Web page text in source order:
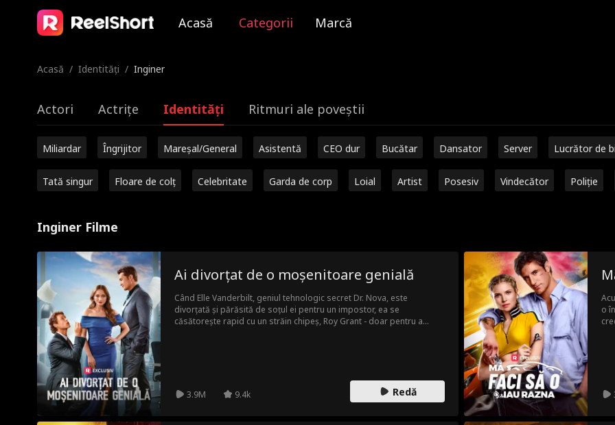
Acasă Categorii Marcă
Acasă / Identități / Inginer
Actori Actrițe Identități Ritmuri ale poveștii
Miliardar Îngrijitor Mareșal/General Asistentă CEO dur Bucătar Dansator Server Lucrător de
Tată singur Floare de colț Celebritate Garda de corp Loial Artist Posesiv Vindecător Poliție
Inginer Filme
Ai divorțat de o moșenitoare genială
Când Elle Vanderbilt, geniul tehnologic secret Dr. Nova, este
divorțată și părăsită de soțul ei pentru un impostor, ea se
căsătorește rapid cu un străin chipeș, Roy Grant - doar pentru a
3.9M 9.4k Redă
o